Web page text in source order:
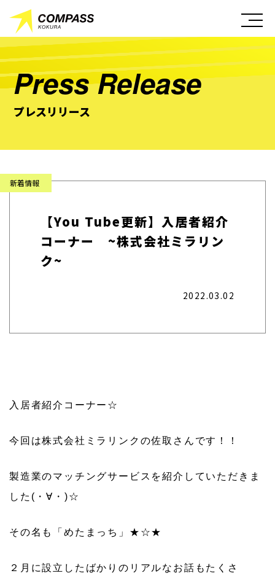
Press Release
プレスリリース
【You Tube更新】入居者紹介
コーナー ~株式会社ミラリン
ク~
2022.03.02
入居者紹介コーナー☆
今回は株式会社ミラリンクの佐取さんです！！
製造業のマッチングサービスを紹介していただきま
した(・∀・)☆
その名も「めたまっち」★☆★
２月に設立したばかりのリアルなお話もたくさ